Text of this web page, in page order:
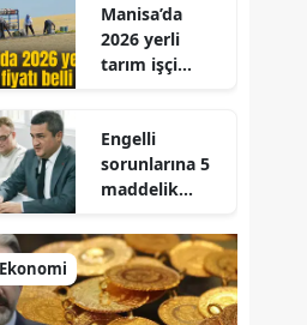
Manisa’da
2026 yerli
tarım işçi
Engelli
sorunlarına 5
maddelik
reçetesi
Ekonomi